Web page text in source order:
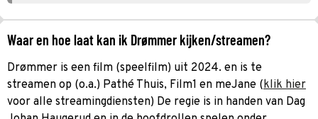
Waar en hoe laat kan ik Drømmer kijken/streamen?
Drømmer is een film (speelfilm) uit 2024. en is te
streamen op (o.a.) Pathé Thuis, Film1 en meJane (klik hier
voor alle streamingdiensten) De regie is in handen van Dag